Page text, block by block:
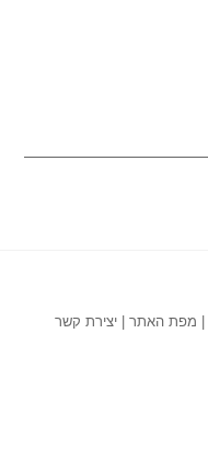
מפת האתר |יצירת קשר